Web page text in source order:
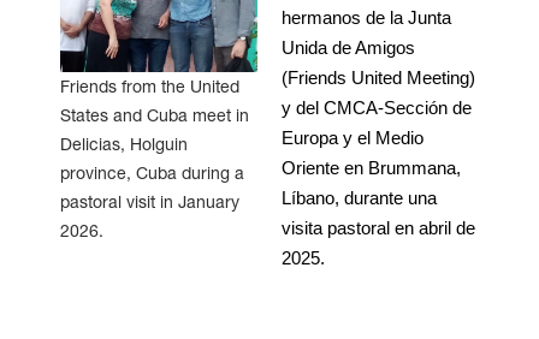
Friends from the United
States and Cuba meet in
Delicias, Holguin
province, Cuba during a
pastoral visit in January
2026.
hermanos de la Junta
Unida de Amigos
(Friends United Meeting)
y del CMCA-Sección de
Europa y el Medio
Oriente en Brummana,
Líbano, durante una
visita pastoral en abril de
2025.